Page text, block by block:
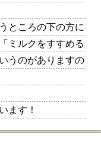
ところの下の方に
ミルクをすすめる
うのがありますの
ます！